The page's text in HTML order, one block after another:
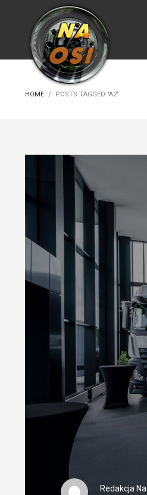
HOME POSTS TAGGED "A2"
Redakcja